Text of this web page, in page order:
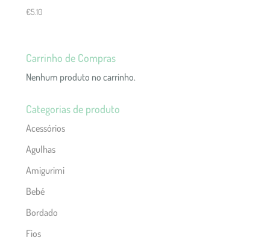
€5.10
Carrinho de Compras
Nenhum produto no carrinho.
Categorias de produto
Acessórios
Agulhas
Amigurimi
Bebé
Bordado
Fios